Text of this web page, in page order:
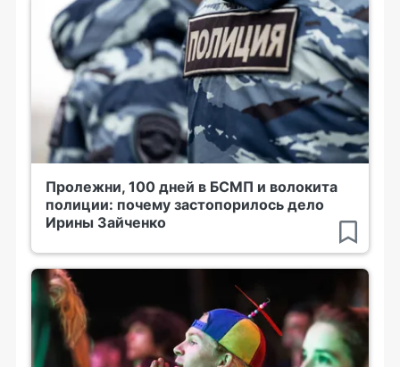
Пролежни, 100 дней в БСМП и волокита
полиции: почему застопорилось дело
Ирины Зайченко